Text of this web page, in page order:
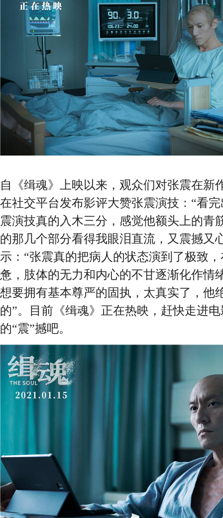
自《缉魂》上映以来，观众们对张震在新
在社交平台发布影评大赞张震演技：“看
震演技真的入木三分，感觉他额头上的青
的那几个部分看得我眼泪直流，又震撼又
示：“张震真的把病人的状态演到了极致
惫，肢体的无力和内心的不甘逐渐化作情
想要拥有基本尊严的固执，太真实了，他
的”。目前《缉魂》正在热映，赶快走进
的“震”撼吧。